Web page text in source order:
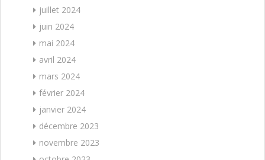
juillet 2024
juin 2024
mai 2024
avril 2024
mars 2024
février 2024
janvier 2024
décembre 2023
novembre 2023